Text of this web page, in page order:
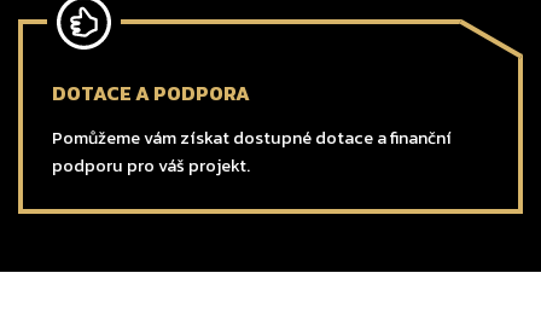
DOTACE A PODPORA
Pomůžeme vám získat dostupné dotace a finanční
podporu pro váš projekt.